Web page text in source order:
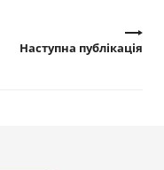
Наступна публікація